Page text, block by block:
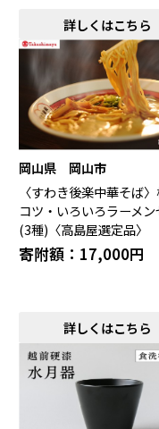
小豆島町（香川県
東温市（愛媛県）
壱岐市（長崎県
宇城市（熊本県）
詳しくはこちら
岡山県 岡山市
〈すわき後楽中華そば
コツ・いろいろラーメン
(3種)〈高島屋選定品〉
寄附額：17,000円
詳しくはこちら